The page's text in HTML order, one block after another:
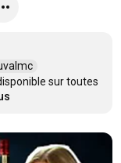
sur toutes